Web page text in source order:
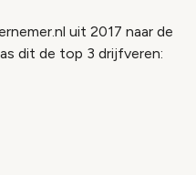
uit 2017 naar de
dit de top 3 drijfveren: